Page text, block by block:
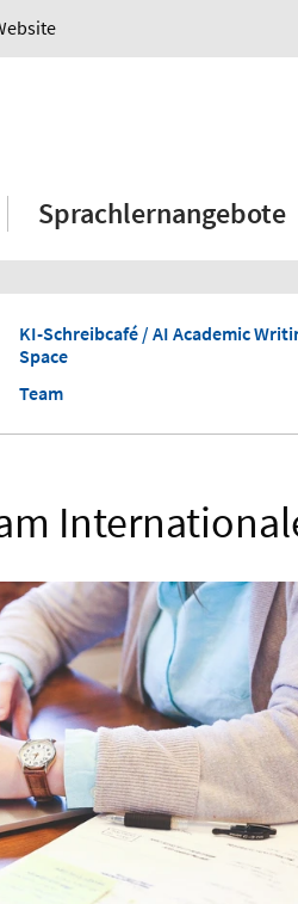
Sprachlernangebote
KI-Schreibcafé / AI Academic
Space
Team